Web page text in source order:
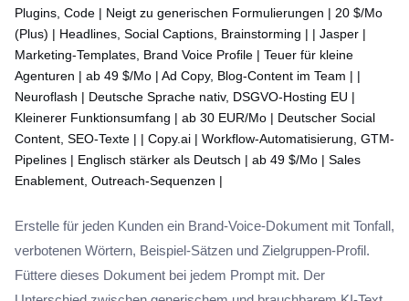
Plugins, Code | Neigt zu generischen Formulierungen | 20 $/Mo
(Plus) | Headlines, Social Captions, Brainstorming | | Jasper |
Marketing-Templates, Brand Voice Profile | Teuer für kleine
Agenturen | ab 49 $/Mo | Ad Copy, Blog-Content im Team | |
Neuroflash | Deutsche Sprache nativ, DSGVO-Hosting EU |
Kleinerer Funktionsumfang | ab 30 EUR/Mo | Deutscher Social
Content, SEO-Texte | | Copy.ai | Workflow-Automatisierung, GTM-
Pipelines | Englisch stärker als Deutsch | ab 49 $/Mo | Sales
Enablement, Outreach-Sequenzen |
Erstelle für jeden Kunden ein Brand-Voice-Dokument mit Tonfall,
verbotenen Wörtern, Beispiel-Sätzen und Zielgruppen-Profil.
Füttere dieses Dokument bei jedem Prompt mit. Der